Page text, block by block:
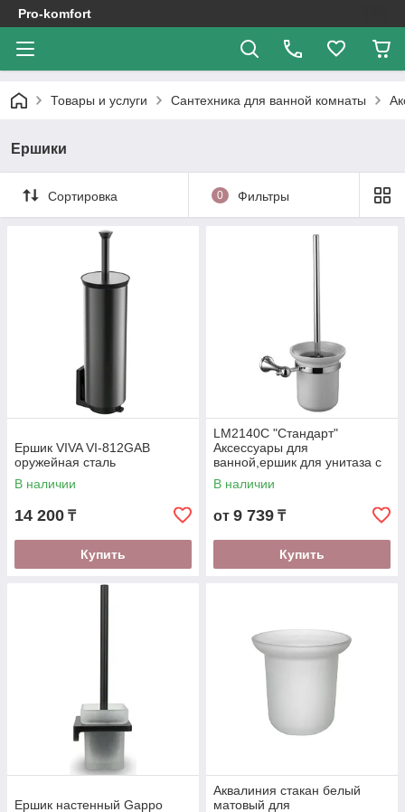
Pro-komfort
Товары и услуги Сантехника для ванной комнаты
Ершики
Сортировка 0 Фильтры
Ершик VIVA VI-812GAB
оружейная сталь
В наличии
14 200 ₸
Купить
LM2140С "Стандарт"
Аксессуары для
ванной,ершик для унитаза с
держ (стакан-керамика),
хром (к/к 10)
В наличии
от 9 739 ₸
Купить
Ершик настенный Gappo
Аквалиния стакан белый
матовый для